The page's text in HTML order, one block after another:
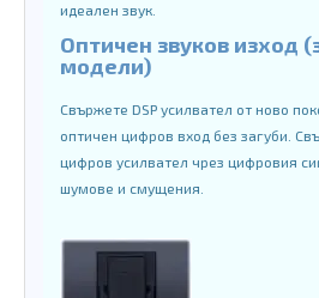
идеален звук.
Оптичен звуков изход
модели)
Свържете DSP усилвател от ново
оптичен цифров вход без загуби.
цифров усилвател чрез цифровия
шумове и смущения.